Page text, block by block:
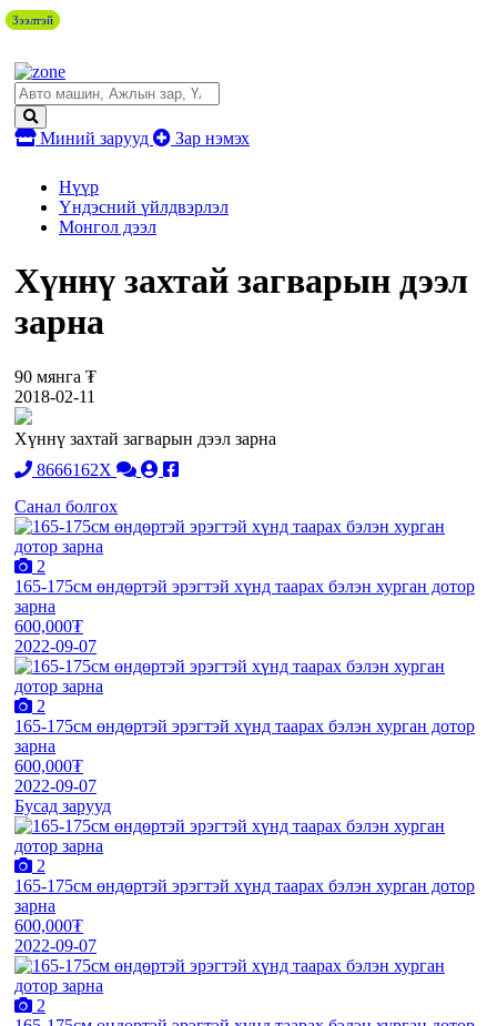
Миний зарууд Зар нэмэх
Нүүр
Үндэсний үйлдвэрлэл
Монгол дээл
Хүннү захтай загварын дээл
зарна
90 мянга ₮
2018-02-11
Хүннү захтай загварын дээл зарна
8666162X
Санал болгох
2
165-175см өндөртэй эрэгтэй хүнд таарах бэлэн хурган дотор
зарна
600,000₮
2022-09-07
2
165-175см өндөртэй эрэгтэй хүнд таарах бэлэн хурган дотор
зарна
600,000₮
2022-09-07
Бусад зарууд
2
165-175см өндөртэй эрэгтэй хүнд таарах бэлэн хурган дотор
зарна
600,000₮
2022-09-07
2
Зээлтэй
Зээлтэй